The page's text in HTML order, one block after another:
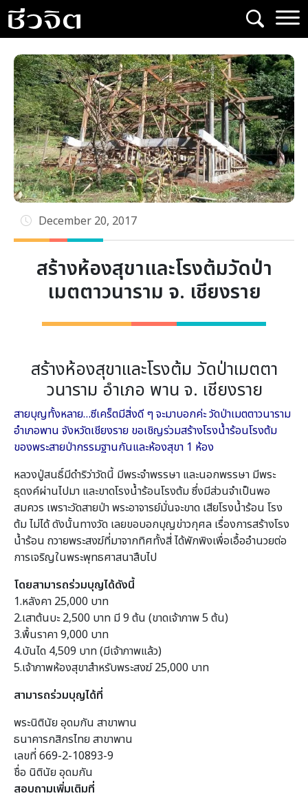
Skip
to
content
December 20, 2017
สร้างห้องสุขาและโรงต้มวัดป่า
เมตตาวนาราม จ. เชียงราย
สร้างห้องสุขาและโรงต้ม วัดป่าเมตตา
วนาราม อำเภอ พาน จ. เชียงราย
สายบุญทั้งหลาย…ซีเคร็ตมีสิ่งดี ๆ จะมาบอกค่ะ วัดป่าเมตตาวนาราม
อำเภอพาน จังหวัดเชียงราย ขอเชิญร่วมสร้างโรงน้ำร้อนโรงต้ม
ของพระสายป่ากรรมฐานกันและห้องสุขา 1 ห้อง
หลวงปู่สนธิ์มีดำริว่าวัดนี้ มีพระจำพรรษา และนอกพรรษา มีพระ
ธุดงค์ผ่านไปมา และขาดโรงน้ำร้อนโรงต้ม ซึ่งมีส่วนจำเป็นพอ
สมควร เพราะวัดสายป่า พระอาจารย์มั่นจะขาด เสียโรงน้ำร้อน โรง
ต้ม ไม่ได้ ดังนั้นทางวัด เลยขอบอกบุญข่าวกุศล เรื่องการสร้างโรง
น้ำร้อน ถวายพระสงฆ์ที่มาจากทิศทั้งสี่ ได้พักพิงเพื่อเอื้ออำนวยต่อ
การเจริญในพระพุทธศาสนาสืบไป
โดยสามารถร่วมบุญได้ดังนี้
1.หลังคา 25,000 บาท
2.เสาต้นบะ 2,500 บาท มี 9 ต้น (ขาดเจ้าภาพ 5 ต้น)
3.พื้นราคา 9,000 บาท
4.บันได 4,509 บาท (มีเจ้าภาพแล้ว)
5.เจ้าภาพห้องสุขาสำหรับพระสงฆ์ 25,000 บาท
สามารถร่วมบุญได้ที่
พระนิตินัย อุดมกัน สาขาพาน
ธนาคารกสิกรไทย สาขาพาน
เลขที่ 669-2-10893-9
ชื่อ นิตินัย อุดมกัน
สอบถามเพิ่มเติมที่